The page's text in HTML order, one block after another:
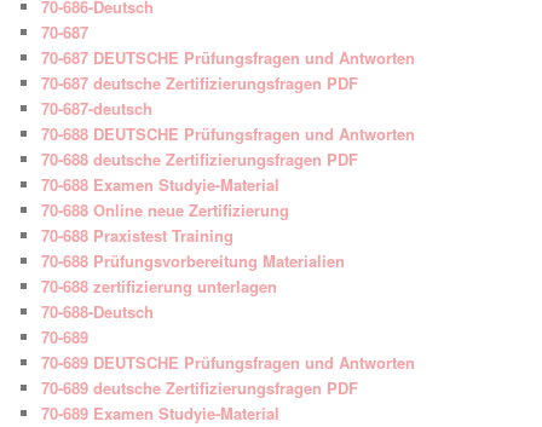
70-686-Deutsch
70-687
70-687 DEUTSCHE Prüfungsfragen und Antworten
70-687 deutsche Zertifizierungsfragen PDF
70-687-deutsch
70-688 DEUTSCHE Prüfungsfragen und Antworten
70-688 deutsche Zertifizierungsfragen PDF
70-688 Examen Studyie-Material
70-688 Online neue Zertifizierung
70-688 Praxistest Training
70-688 Prüfungsvorbereitung Materialien
70-688 zertifizierung unterlagen
70-688-Deutsch
70-689
70-689 DEUTSCHE Prüfungsfragen und Antworten
70-689 deutsche Zertifizierungsfragen PDF
70-689 Examen Studyie-Material